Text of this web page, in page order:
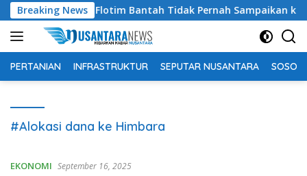
Langsung
ke
konten
Breaking NewsFlotim Bantah Tidak Pernah Sampaikan ke DPRD
PERTANIAN INFRASTRUKTUR SEPUTAR NUSANTARA SOSOK
#Alokasi dana ke Himbara
EKONOMI September 16, 2025